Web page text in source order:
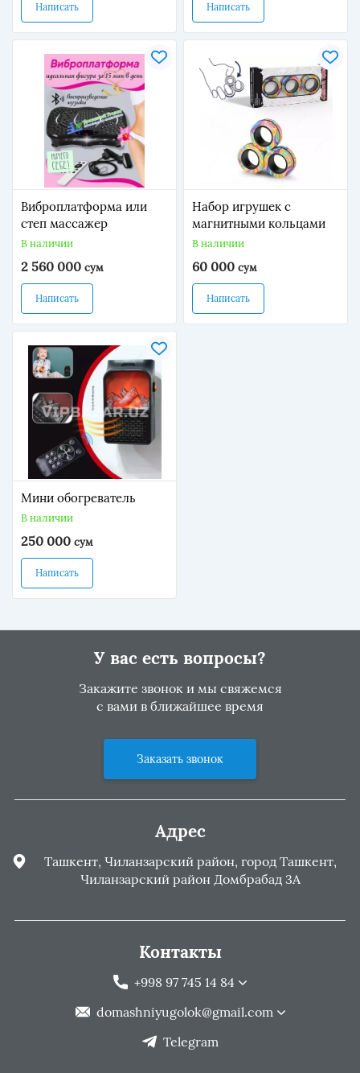
Написать Написать
Виброплатформа или
степ массажер
В наличии
2 560 000 сум
Написать
Набор игрушек с
магнитными кольцами
В наличии
60 000 сум
Написать
Мини обогреватель
В наличии
250 000 сум
Написать
У вас есть вопросы?
Закажите звонок и мы свяжемся
с вами в ближайшее время
Заказать звонок
Адрес
Ташкент, Чиланзарский район, город Ташкент,
Чиланзарский район Домбрабад 3А
Контакты
+998 97 745 14 84
domashniyugolok@gmail.com
Telegram